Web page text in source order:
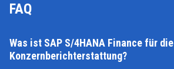
FAQ
Was ist SAP S/4HANA Finance für die
Konzernberichterstattung?